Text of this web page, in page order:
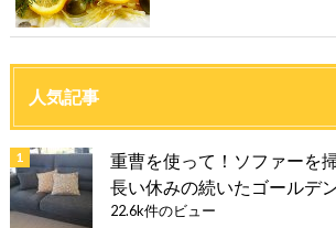
人気記事
重曹を使って！ソファーを
長い休みの続いたゴールデ
22.6k件のビュー